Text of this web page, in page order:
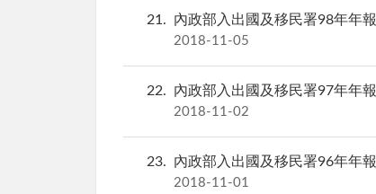
21 內政部入出國及移民署98年年報
2018-11-05
22 內政部入出國及移民署97年年報
2018-11-02
23 內政部入出國及移民署96年年報
2018-11-01